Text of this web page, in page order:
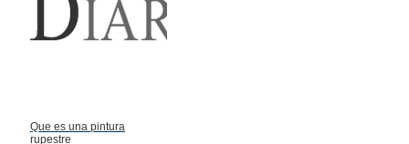
Que es una pintura
rupestre